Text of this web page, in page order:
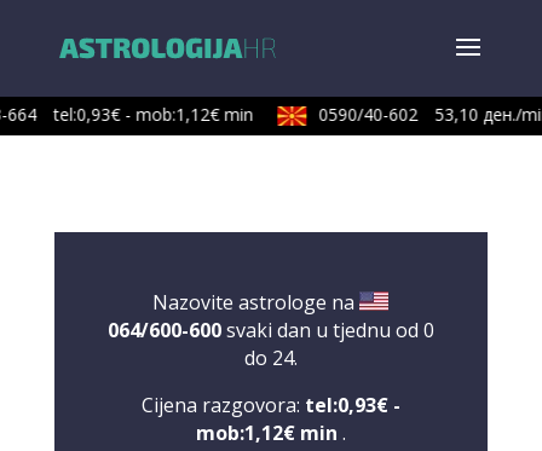
tel:0,93€ - mob:1,12€ min 0590/40-602 53,10 ден./min
Nazovite astrologe na
064/600-600svaki dan u tjednu od 0
do 24.
Cijena razgovora: tel:0,93€ -
mob:1,12€ min .